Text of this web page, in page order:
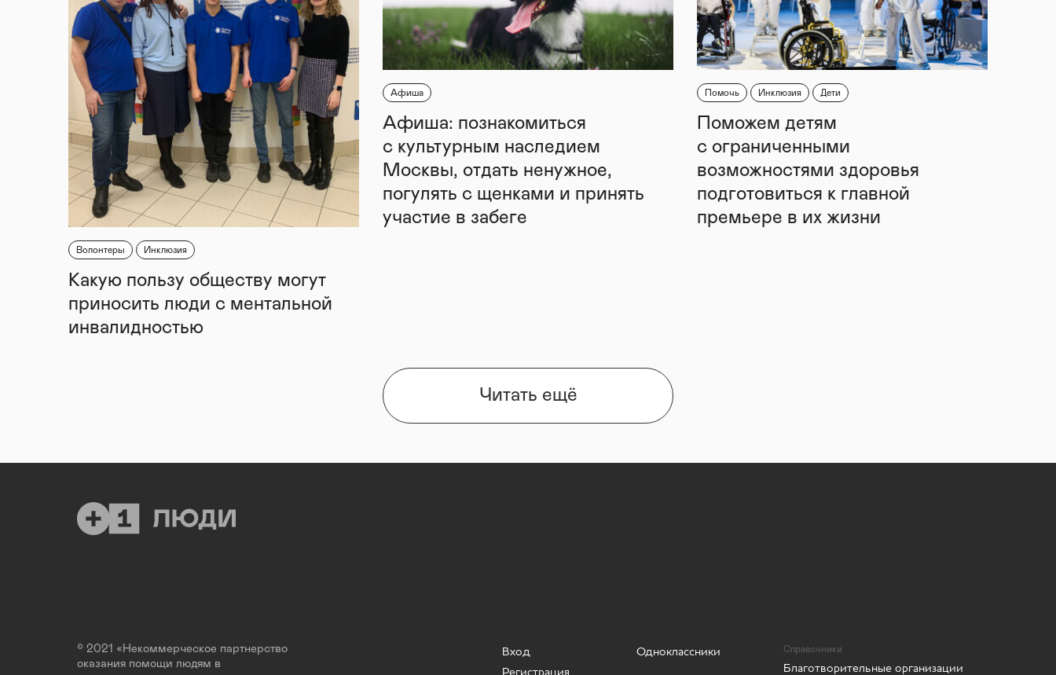
Волонтеры Инклюзия
Какую пользу обществу могут
приносить люди с ментальной
инвалидностью
Афиша
Афиша: познакомиться
с культурным наследием
Москвы, отдать ненужное,
погулять с щенками и принять
участие в забеге
Помочь Инклюзия Дети
Поможем детям
с ограниченными
возможностями здоровья
подготовиться к главной
премьере в их жизни
Читать ещё
© 2021 «Некоммерческое партнерство
оказания помощи людям в
Вход
Регистрация
Одноклассники Справочники
Благотворительные организации